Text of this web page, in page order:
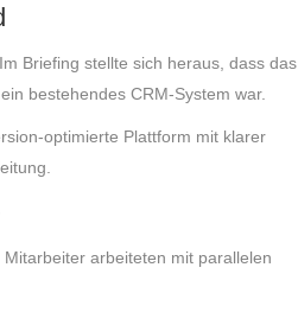
Briefing stellte sich heraus, dass das
bestehendes CRM-System war.
optimierte Plattform mit klarer
arbeiteten mit parallelen